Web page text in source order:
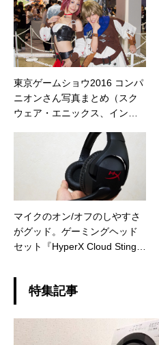
東京ゲームショウ2016 コンパ
ニオンさん写真まとめ（スク
ウェア・エニックス、インテ
マイクのオン/オフのしやすさ
がグッド。ゲーミングヘッド
セット『HyperX Cloud Stinge
特集記事